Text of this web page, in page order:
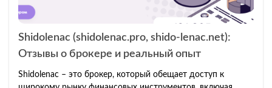
Shidolenac (shidolenac.pro, shido-lenac.net):
Отзывы о брокере и реальный опыт
Shidolenac – это брокер, который обещает доступ к